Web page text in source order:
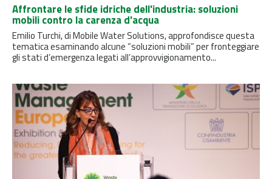
Affrontare le sfide idriche dell'industria: soluzioni
mobili contro la carenza d'acqua
Emilio Turchi, di Mobile Water Solutions, approfondisce questa
tematica esaminando alcune “soluzioni mobili” per fronteggiare
gli stati d’emergenza legati all’approvvigionamento...